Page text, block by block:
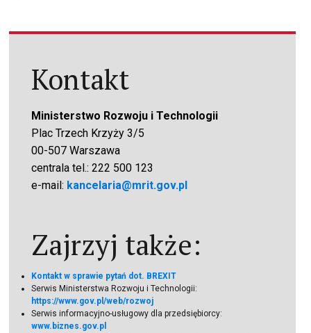
Kontakt
Ministerstwo Rozwoju i Technologii
Plac Trzech Krzyży 3/5
00-507 Warszawa
centrala tel.: 222 500 123
e-mail: kancelaria@mrit.gov.pl
Zajrzyj także:
Kontakt w sprawie pytań dot. BREXIT
Serwis Ministerstwa Rozwoju i Technologii:
https://www.gov.pl/web/rozwoj
Serwis informacyjno-usługowy dla przedsiębiorcy:
www.biznes.gov.pl